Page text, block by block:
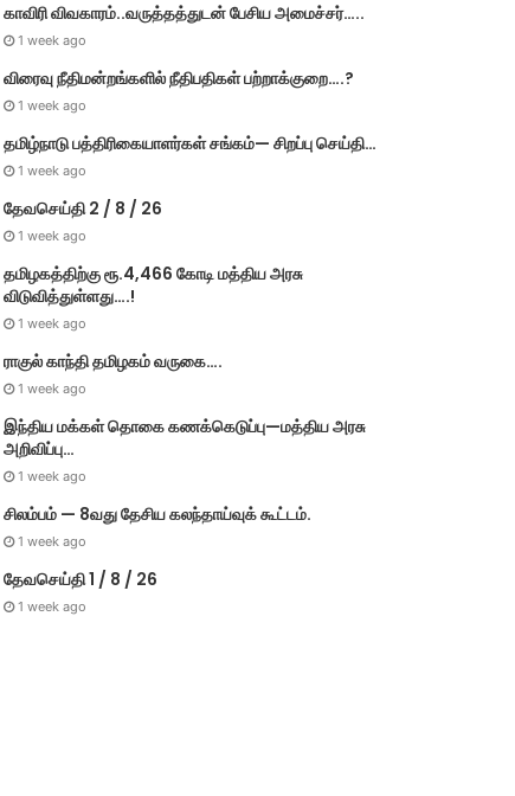
1 day ago
செங்குன்றம் புதிய பேருந்து
தமி​ழ​க நிதியமைச்சர் மரியவில்சன் பட்ஜெட் அறிக்கையுடன் சட்டமன்றத்திற்கு வருகை…. மத்திய அமைச்சர் அமித்ஷா தமிழகம் வருகை….
காவிரி விவகாரம்..வருத்தத்துடன் பேசிய அமைச்சர்…..
1 week ago
விரைவு நீதிமன்றங்களில் நீதிபதிகள் பற்றாக்குறை….?
1 week ago
தமிழ்நாடு பத்திரிகையாளர்கள் சங்கம்— சிறப்பு செய்தி…
1 week ago
தேவசெய்தி 2 / 8 / 26
1 week ago
தமிழகத்திற்கு ரூ.4,466 கோடி மத்திய அரசு
விடுவித்துள்ளது….!
1 week ago
ராகுல் காந்தி தமிழகம் வருகை….
1 week ago
இந்திய மக்கள் தொகை கணக்கெடுப்பு—மத்திய அரசு
அறிவிப்பு…
1 week ago
சிலம்பம் — 8வது தேசிய கலந்தாய்வுக் கூட்டம்.
1 week ago
தேவசெய்தி 1 / 8 / 26
1 week ago